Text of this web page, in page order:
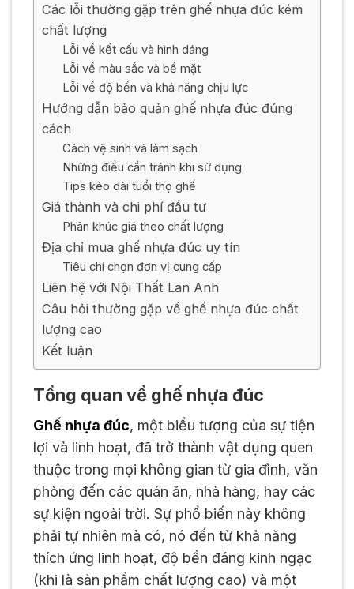
Các lỗi thường gặp trên ghế nhựa đúc kém
chất lượng
Lỗi về kết cấu và hình dáng
Lỗi về màu sắc và bề mặt
Lỗi về độ bền và khả năng chịu lực
Hướng dẫn bảo quản ghế nhựa đúc đúng
cách
Cách vệ sinh và làm sạch
Những điều cần tránh khi sử dụng
Tips kéo dài tuổi thọ ghế
Giá thành và chi phí đầu tư
Phân khúc giá theo chất lượng
Địa chỉ mua ghế nhựa đúc uy tín
Tiêu chí chọn đơn vị cung cấp
Liên hệ với Nội Thất Lan Anh
Câu hỏi thường gặp về ghế nhựa đúc chất
lượng cao
Kết luận
Tổng quan về ghế nhựa đúc
Ghế nhựa đúc, một biểu tượng của sự tiện
lợi và linh hoạt, đã trở thành vật dụng quen
thuộc trong mọi không gian từ gia đình, văn
phòng đến các quán ăn, nhà hàng, hay các
sự kiện ngoài trời. Sự phổ biến này không
phải tự nhiên mà có, nó đến từ khả năng
thích ứng linh hoạt, độ bền đáng kinh ngạc
(khi là sản phẩm chất lượng cao) và một